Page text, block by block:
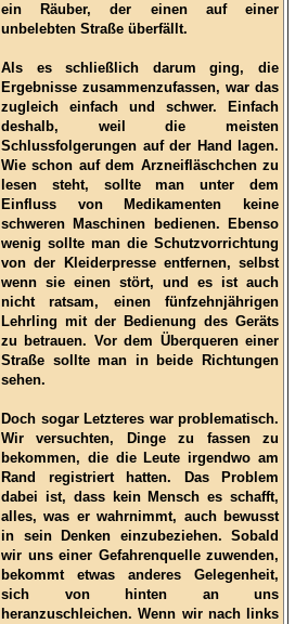
ein Räuber, der einen auf einer
unbelebten Straße überfällt.
Als es schließlich darum ging, die
Ergebnisse zusammenzufassen, war das
zugleich einfach und schwer. Einfach
deshalb, weil die meisten
Schlussfolgerungen auf der Hand lagen.
Wie schon auf dem Arzneifläschchen zu
lesen steht, sollte man unter dem
Einfluss von Medikamenten keine
schweren Maschinen bedienen. Ebenso
wenig sollte man die Schutzvorrichtung
von der Kleiderpresse entfernen, selbst
wenn sie einen stört, und es ist auch
nicht ratsam, einen fünfzehnjährigen
Lehrling mit der Bedienung des Geräts
zu betrauen. Vor dem Überqueren einer
Straße sollte man in beide Richtungen
sehen.
Doch sogar Letzteres war problematisch.
Wir versuchten, Dinge zu fassen zu
bekommen, die die Leute irgendwo am
Rand registriert hatten. Das Problem
dabei ist, dass kein Mensch es schafft,
alles, was er wahrnimmt, auch bewusst
in sein Denken einzubeziehen. Sobald
wir uns einer Gefahrenquelle zuwenden,
bekommt etwas anderes Gelegenheit,
sich von hinten an uns
heranzuschleichen. Wenn wir nach links